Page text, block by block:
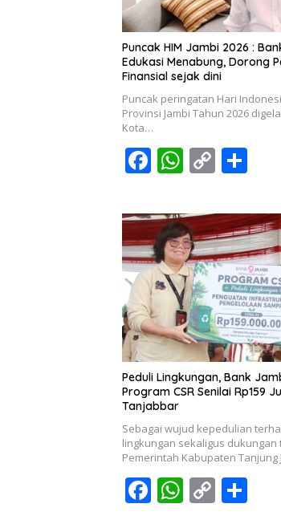
Puncak HIM Jambi 2026 :
Edukasi Menabung, Dorong
Finansial sejak dini
Puncak peringatan Hari
Provinsi Jambi Tahun 2026
Kota…
F
ac
e
b
o
o
k
W
h
at
s
A
p
p
C
o
p
y
Li
n
k
ar
e
Peduli Lingkungan, Bank
Program CSR Senilai Rp159
Tanjabbar
Sebagai wujud kepedulian
lingkungan sekaligus
Pemerintah Kabupaten Tanjung
F W C